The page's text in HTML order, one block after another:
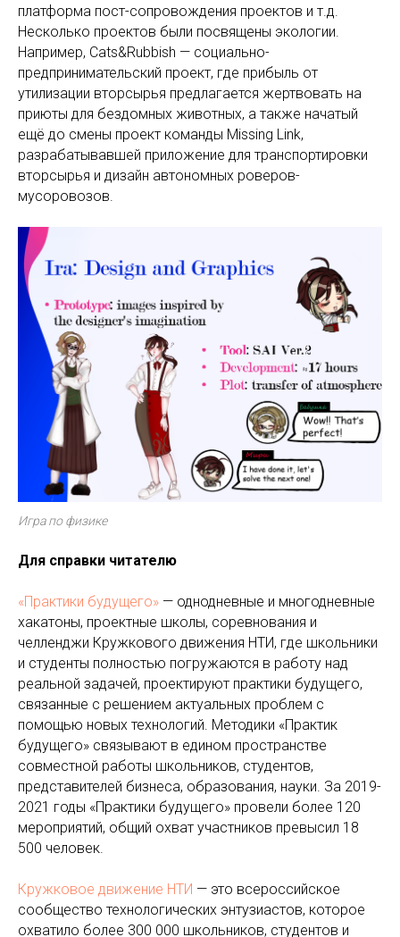
платформа пост-сопровождения проектов и т.д.
Несколько проектов были посвящены экологии.
Например, Cats&Rubbish — социально-
предпринимательский проект, где прибыль от
утилизации вторсырья предлагается жертвовать на
приюты для бездомных животных, а также начатый
ещё до смены проект команды Missing Link,
разрабатывавшей приложение для транспортировки
вторсырья и дизайн автономных роверов-
мусоровозов.
Игра по физике
Для справки читателю
«Практики будущего» — однодневные и многодневные
хакатоны, проектные школы, соревнования и
челленджи Кружкового движения НТИ, где школьники
и студенты полностью погружаются в работу над
реальной задачей, проектируют практики будущего,
связанные с решением актуальных проблем с
помощью новых технологий. Методики «Практик
будущего» связывают в едином пространстве
совместной работы школьников, студентов,
представителей бизнеса, образования, науки. За 2019-
2021 годы «Практики будущего» провели более 120
мероприятий, общий охват участников превысил 18
500 человек.
Кружковое движение НТИ — это всероссийское
сообщество технологических энтузиастов, которое
охватило более 300 000 школьников, студентов и